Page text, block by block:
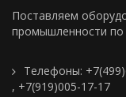
Поставляем
промышленности по
Телефоны:
, +7(919)005-17-17